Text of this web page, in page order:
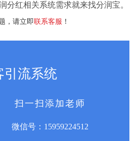
分红相关系统需求就来找分润宝。
，请立即联系客服 ！
引流系统
扫一扫添加老师
微信号： 15959224512